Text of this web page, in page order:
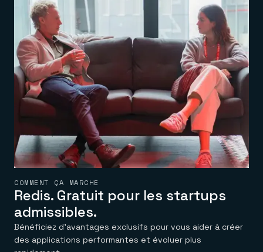
COMMENT ÇA MARCHE
Redis. Gratuit pour les startups
admissibles.
Bénéficiez d’avantages exclusifs pour vous aider à créer
des applications performantes et évoluer plus